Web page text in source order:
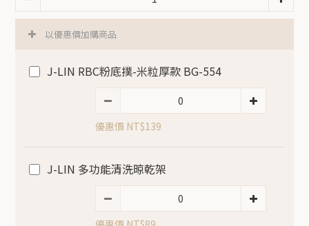
以優惠價加購商品
J-LIN RBC粉底撲-米粒厚款 BG-554
優惠價 NT$139
J-LIN 多功能清洗晾乾架